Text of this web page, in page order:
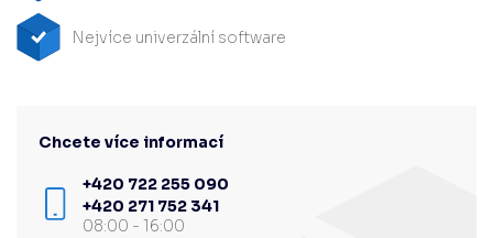
Nejvíce univerzální software
Chcete více informací
+420 722 255 090
+420 271 752 341
08:00 - 16:00